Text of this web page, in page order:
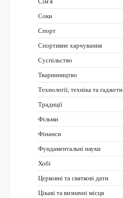
Соки
Спорт
Спортивне харчування
Суспільство
Тваринництво
Технології, техніка та гаджети
Традиції
Фільми
Фінанси
Фундаментальні науки
Хобі
Церковні та святкові дати
Цікаві та визначні місця